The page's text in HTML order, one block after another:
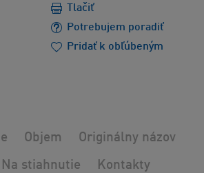
Potrebujem poradiť
Tlačiť
Pridať k obľúbeným
Objem Originálny názov
Na stiahnutie Kontakty